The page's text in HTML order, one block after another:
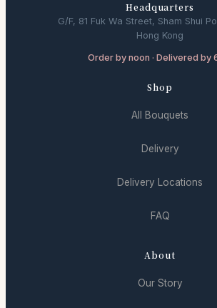
Headquarters
G/F, 81 Fuk Wa Street, Sham Shui
Hong Kong
Order by noon · Delivered by
Shop
All Bouquets
Delivery
Delivery Locations
FAQ
About
Our Story